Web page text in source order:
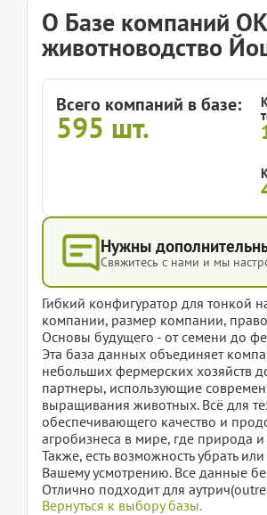
О Базе компаний
животноводство
Всего компаний в базе:
595 шт.
Нужны
Свяжитесь с нами и мы
Гибкий конфигуратор для тонкой
компании, размер компании,
Основы будущего - от семени до
Эта база данных объединяет
небольших фермерских хозяйств
партнеры, использующие
выращивания животных. Всё для
обеспечивающего качество и
агробизнеса в мире, где природа
Также, есть возможность убрать
Вашему усмотрению. Все данные
Отлично подходит для
Вернуться к выбору базы.